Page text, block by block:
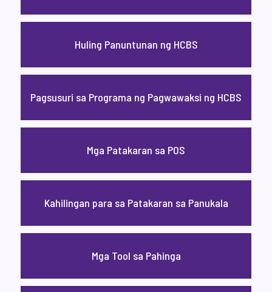
Huling Panuntunan ng HCBS
Pagsusuri sa Programa ng Pagwawaksi ng HCBS
Mga Patakaran sa POS
Kahilingan para sa Patakaran sa Panukala
Mga Tool sa Pahinga